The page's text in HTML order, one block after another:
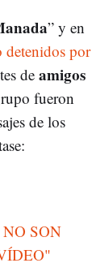
” y en
detenidos por
de amigos
fueron
de los
SON